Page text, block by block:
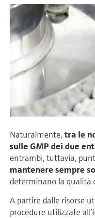
Naturalmente, tra le
sulle GMP dei due
entrambi, tuttavia,
mantenere sempre
determinano la qualità
A partire dalle risorse
procedure utilizzate